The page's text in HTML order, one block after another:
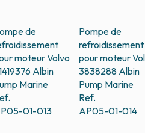
de
moteur Volvo
Albin
Marine
01-013
Pompe de
refroidissement
pour moteur
3838288 Albin
Pump Marine
Ref.
AP05-01-014